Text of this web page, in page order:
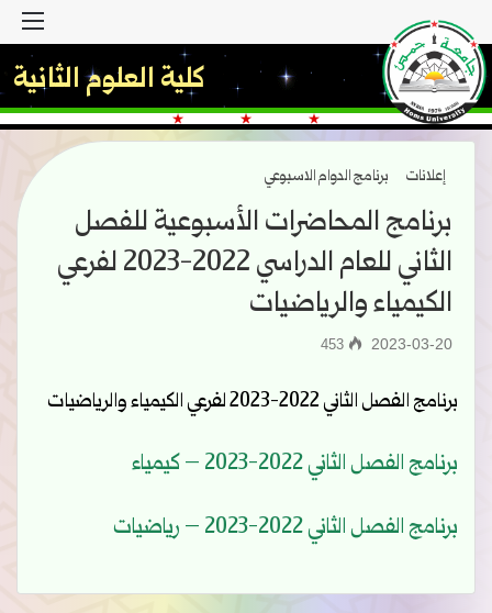
كلية العلوم الثانية
إعلانات برنامج الدوام الاسبوعي
برنامج المحاضرات الأسبوعية للفصل
الثاني للعام الدراسي 2022-2023 لفرعي
الكيمياء والرياضيات
2023-03-20
برنامج الفصل الثاني 2022-2023 لفرعي الكيمياء والرياضيات
‫برنامج الفصل الثاني 2022-2023 – كيمياء
‫‫برنامج الفصل الثاني 2022-2023 – رياضيات